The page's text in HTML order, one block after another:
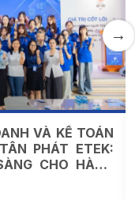
VÀ KẾ TOÁN
PHÁT ETEK:
CHO HÀNH